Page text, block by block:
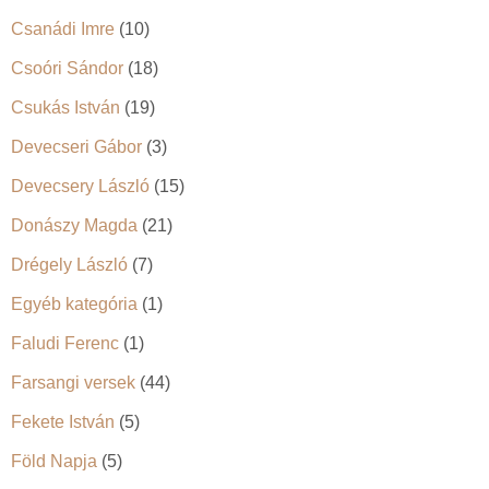
Csanádi Imre (10)
Csoóri Sándor (18)
Csukás István (19)
Devecseri Gábor (3)
Devecsery László (15)
Donászy Magda (21)
Drégely László (7)
Egyéb kategória (1)
Faludi Ferenc (1)
Farsangi versek (44)
Fekete István (5)
Föld Napja (5)